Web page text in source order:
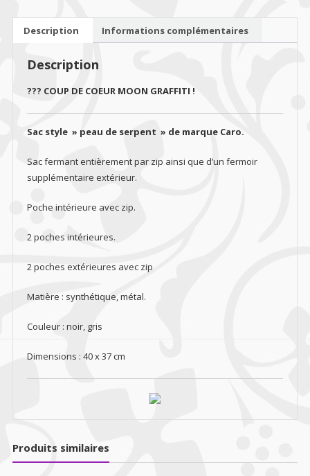
Description Informations complémentaires
Description
??? COUP DE COEUR MOON GRAFFITI !
Sac style » peau de serpent » de marque Caro.
Sac fermant entièrement par zip ainsi que d’un fermoir
supplémentaire extérieur.
Poche intérieure avec zip.
2 poches intérieures.
2 poches extérieures avec zip
Matière : synthétique, métal.
Couleur : noir, gris
Dimensions : 40 x 37 cm
Produits similaires